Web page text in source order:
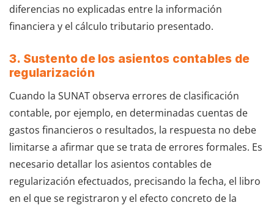
diferencias no explicadas entre la información
financiera y el cálculo tributario presentado.
3. Sustento de los asientos contables de
regularización
Cuando la SUNAT observa errores de clasificación
contable, por ejemplo, en determinadas cuentas de
gastos financieros o resultados, la respuesta no debe
limitarse a afirmar que se trata de errores formales. Es
necesario detallar los asientos contables de
regularización efectuados, precisando la fecha, el libro
en el que se registraron y el efecto concreto de la